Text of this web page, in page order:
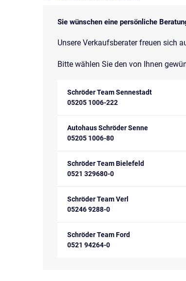
Sie wünschen eine persönliche
Unsere Verkaufsberater freuen sich
Bitte wählen Sie den von Ihnen
Schröder Team Sennestadt
05205 1006-222
Autohaus Schröder Senne
05205 1006-80
Schröder Team Bielefeld
0521 329680-0
Schröder Team Verl
05246 9288-0
Schröder Team Ford
0521 94264-0